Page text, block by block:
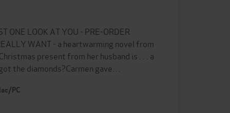
ONE LOOK AT YOU - PRE-ORDER
WANT - a heartwarming novel from
present from her husband is . . . a
the diamonds?Carmen gave…
PC